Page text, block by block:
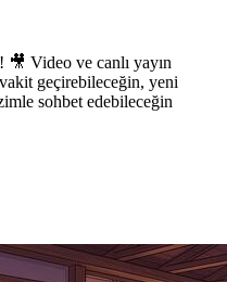
Video ve canlı yayın
vakit geçirebileceğin, yeni
sohbet edebileceğin